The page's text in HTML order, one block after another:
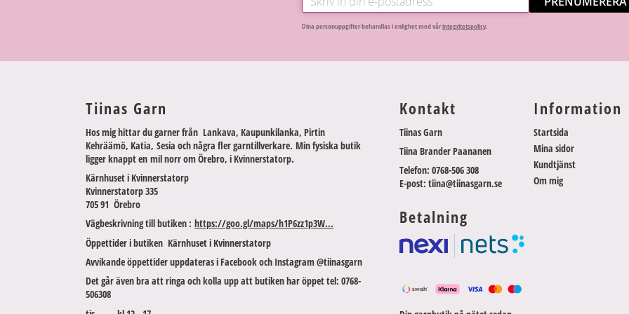
Dina personuppgifter behandlas i enlighet med vårintegritetspolicy.
Tiinas Garn
Hos mig hittar du garner från Lankava, Kaupunkilanka, Pirtin
Kehräämö, Katia, Sesia och några fler garntillverkare. Min fysiska butik
ligger knappt en mil norr om Örebro, i Kvinnerstatorp.
Kärnhuset i Kvinnerstatorp
Kvinnerstatorp 335
705 91 Örebro
Vägbeskrivning till butiken : https://goo.gl/maps/h1P6zz1p3W...
Öppettider i butiken Kärnhuset i Kvinnerstatorp
Avvikande öppettider uppdateras i Facebook och Instagram @tiinasgarn
Det går även bra att ringa och kolla upp att butiken har öppet tel: 0768-
506308
Kontakt
Tiinas Garn
Tiina Brander Paananen
Telefon: 0768-506 308
E-post: tiina@tiinasgarn.se
Betalning
Information
Startsida
Mina sidor
Kundtjänst
Om mig